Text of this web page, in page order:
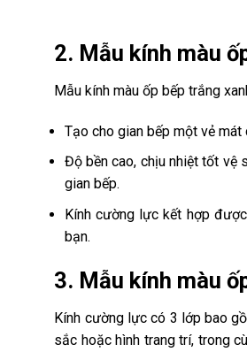
2. Mẫu kính màu
Mẫu kính màu ốp bếp trắng
Tạo cho gian bếp một vẻ mát
Độ bền cao, chịu nhiệt tốt vệ
gian bếp.
Kính cường lực kết hợp
bạn.
3. Mẫu kính màu
Kính cường lực có 3 lớp bao
sắc hoặc hình trang trí, trong